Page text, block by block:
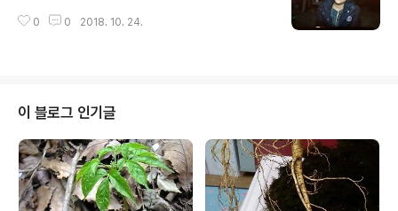
초대장 배포9번산야초강원도인물네이버플러스코리아사
0 0 2018. 10. 24.
이 블로그 인기글